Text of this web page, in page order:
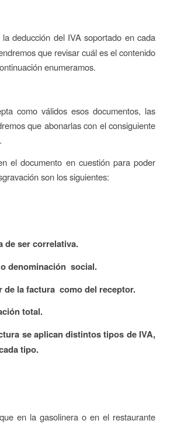
deducción del IVA soportado en cada
que revisar cuál es el contenido
enumeramos.
como válidos esos documentos, las
que abonarlas con el consiguiente
el documento en cuestión para poder
son los siguientes:
de ser correlativa.
denominación social.
de la factura como del receptor.
total.
se aplican distintos tipos de IVA,
tipo.
en la gasolinera o en el restaurante